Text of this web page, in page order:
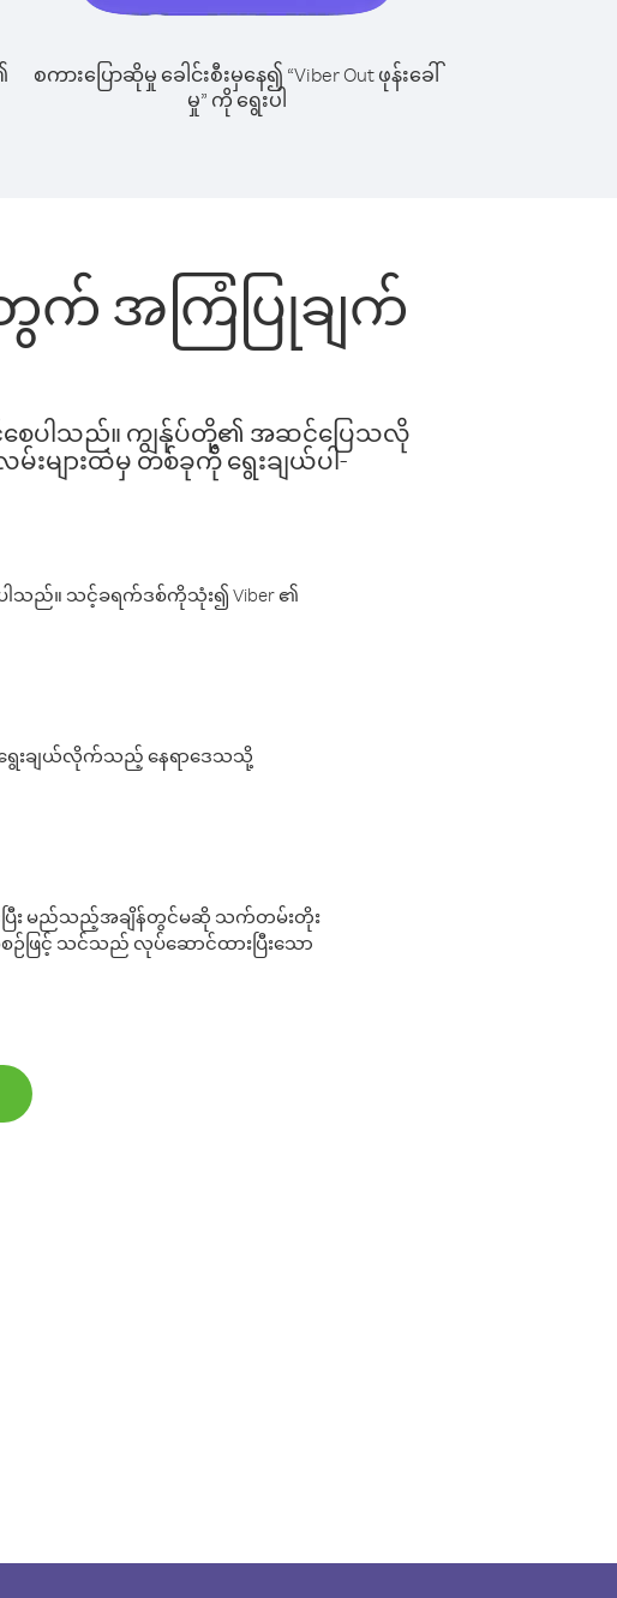
စကားပြောဆိုမှု ခေါင်းစီးမှနေ၍ “Viber Out ဖုန်းခေါ်
မှု” ကို ရွေးပါ
တွက် အကြံပြုချက်
င်စေပါသည်။ ကျွန်ုပ်တို့၏ အဆင်ပြေသလို
းများထဲမှ တစ်ခုကို ရွေးချယ်ပါ-
သည်။ သင့်ခရက်ဒစ်ကိုသုံး၍ Viber ၏
ရွေးချယ်လိုက်သည့် နေရာဒေသသို့
နိုင်ပြီး မည်သည့်အချိန်တွင်မဆို သက်တမ်းတိုး
ဖြင့် သင်သည် လုပ်ဆောင်ထားပြီးသော